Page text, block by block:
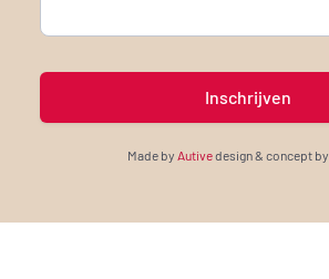
Made by Autivedesign & concept by